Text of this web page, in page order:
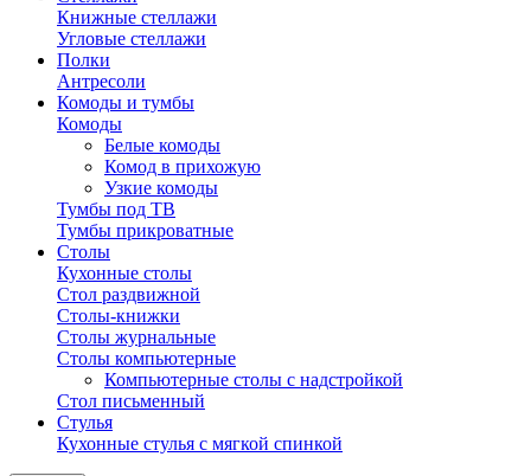
Книжные стеллажи
Угловые стеллажи
Полки
Антресоли
Комоды и тумбы
Комоды
Белые комоды
Комод в прихожую
Узкие комоды
Тумбы под ТВ
Тумбы прикроватные
Столы
Кухонные столы
Стол раздвижной
Столы-книжки
Столы журнальные
Столы компьютерные
Компьютерные столы с надстройкой
Стол письменный
Стулья
Кухонные стулья с мягкой спинкой